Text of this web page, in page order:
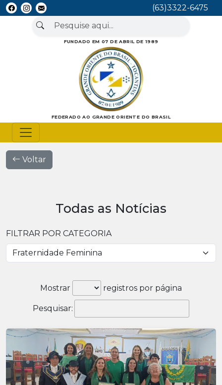
(63)3322-6475
FUNDADO EM 07 DE ABRIL DE 1989
FEDERADO AO GRANDE ORIENTE DO BRASIL
Voltar
Todas as Notícias
FILTRAR POR CATEGORIA
Mostrar registros por página
Pesquisar: